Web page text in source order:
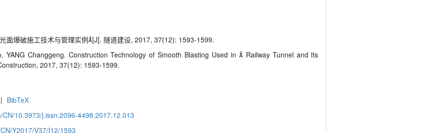
面爆破施工技术与管理实例[J]. 隧道建设, 2017, 37(12): 1593-1599.
YANG Changgeng. Construction Technology of Smooth Blasting Used in  Railway Tunnel and Its
2017, 37(12): 1593-1599.
| BibTeX
CN/10.3973/j.issn.2096-4498.2017.12.013
Y2017/V37/I12/1593